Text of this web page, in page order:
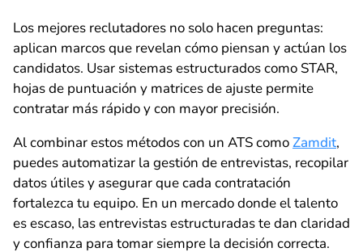
Los mejores reclutadores no solo hacen preguntas:
aplican marcos que revelan cómo piensan y actúan los
candidatos. Usar sistemas estructurados como STAR,
hojas de puntuación y matrices de ajuste permite
contratar más rápido y con mayor precisión.
Al combinar estos métodos con un ATS comoZamdit,
puedes automatizar la gestión de entrevistas, recopilar
datos útiles y asegurar que cada contratación
fortalezca tu equipo. En un mercado donde el talento
es escaso, las entrevistas estructuradas te dan claridad
y confianza para tomar siempre la decisión correcta.